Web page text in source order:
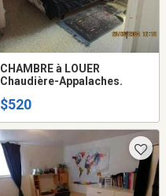
CHAMBRE à LOUER
Chaudière-Appalaches.
$520